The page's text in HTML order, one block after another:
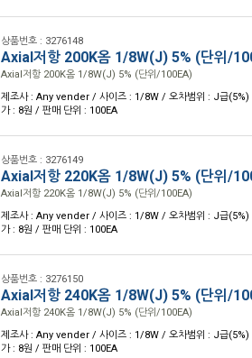
상품번호 : 3276148
Axial저항 200K옴 1/8W(J) 5% (단위/
Axial저항 200K옴 1/8W(J) 5% (단위/100EA)
제조사 : Any vender / 사이즈 : 1/8W / 오차범위 : J급
가 : 8원 / 판매 단위 : 100EA
상품번호 : 3276149
Axial저항 220K옴 1/8W(J) 5% (단위/
Axial저항 220K옴 1/8W(J) 5% (단위/100EA)
제조사 : Any vender / 사이즈 : 1/8W / 오차범위 : J급
가 : 8원 / 판매 단위 : 100EA
상품번호 : 3276150
Axial저항 240K옴 1/8W(J) 5% (단위/
Axial저항 240K옴 1/8W(J) 5% (단위/100EA)
제조사 : Any vender / 사이즈 : 1/8W / 오차범위 : J급
가 : 8원 / 판매 단위 : 100EA